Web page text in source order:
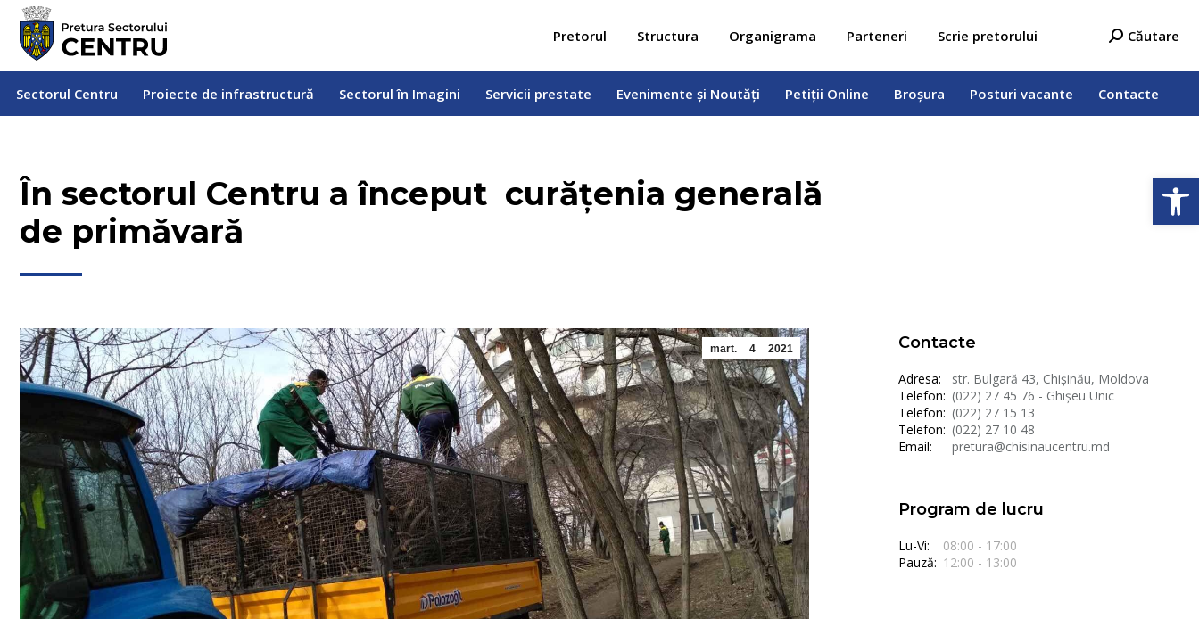
Pretorul Structura Organigrama Parteneri Scrie pretorului Search:
Căutare
Sectorul Centru Proiecte de infrastructură Sectorul în Imagini Servicii prestate Evenimente și Noutăți Petiții Online Broșura Posturi vacante Contacte
În sectorul Centru a început curățenia generală
de primăvară
mart. 4 2021 Contacte
Adresa:
str. Bulgară 43, Chișinău, Moldova
Telefon: (022) 27 45 76 - Ghișeu Unic
Telefon: (022) 27 15 13
Telefon: (022) 27 10 48
Email:
pretura@chisinaucentru.md
Program de lucru
Lu-Vi:
08:00 - 17:00
Pauză: 12:00 - 13:00
Sectorul Centru Proiecte de infrastructură Servicii prestate Evenimente și Noutăți Petiții Online Broșura Posturi vacante Contacte